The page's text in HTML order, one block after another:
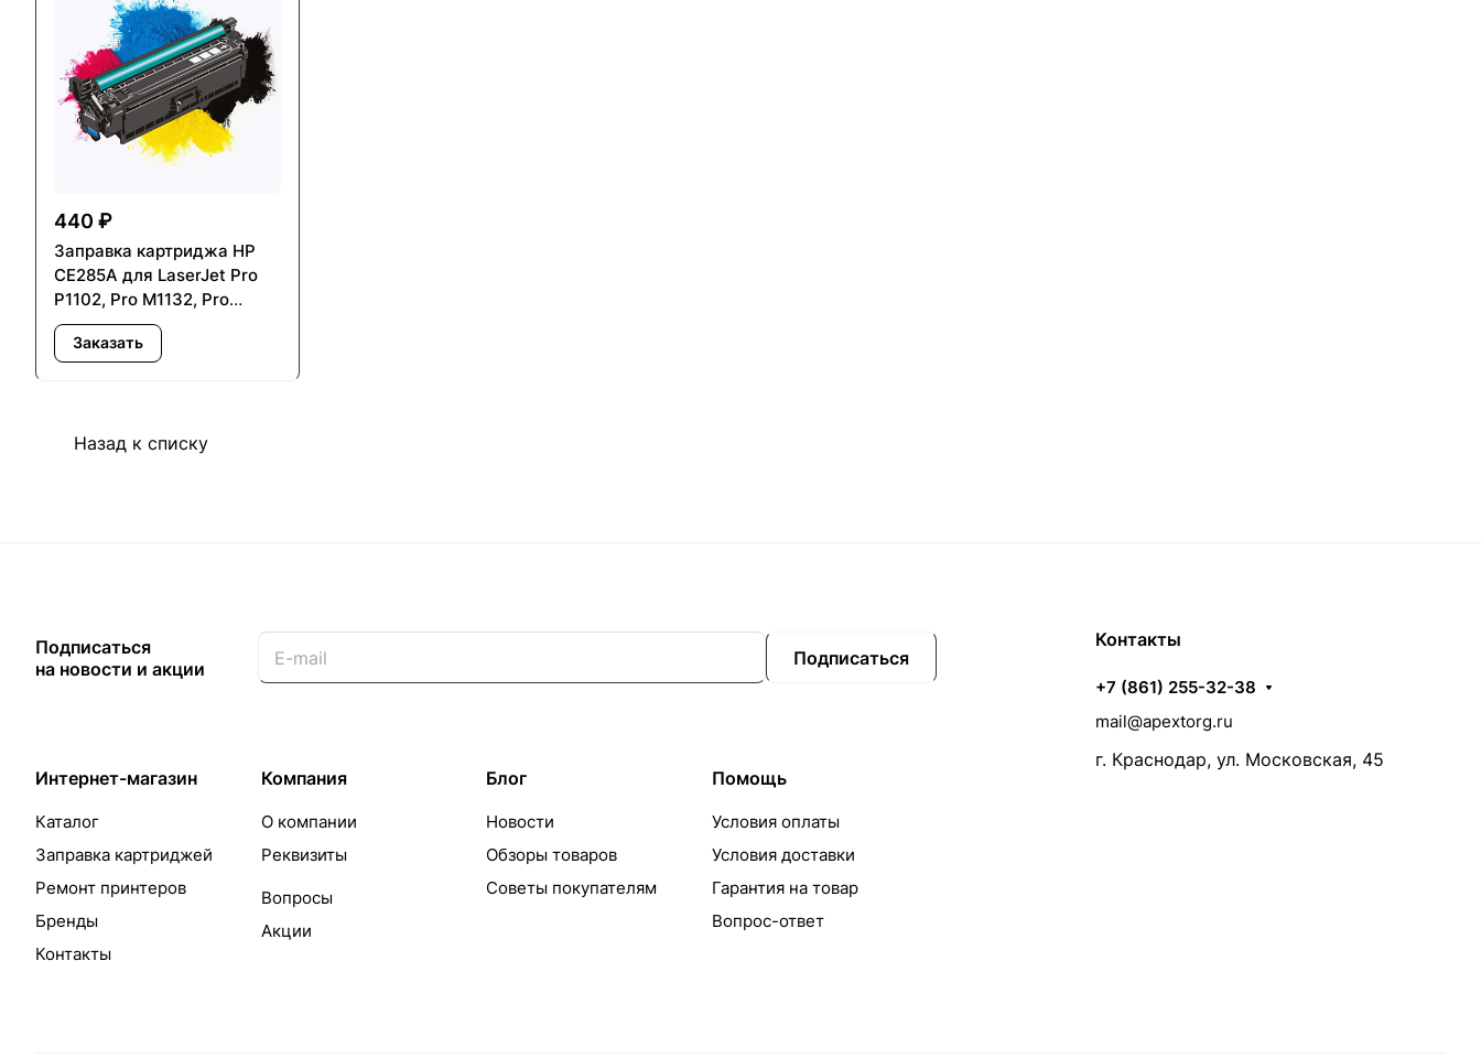
440 ₽
Заправка картриджа HP
CE285A для LaserJet Pro
P1102, Pro M1132, Pro
M1137, Pro M1210, Pro
M1212, Pro M1214, Pro
Заказать
Назад к списку
Подписаться
на новости и акции
Подписаться
Интернет-магазин
Каталог
Заправка картриджей
Ремонт принтеров
Бренды
Контакты
Компания
О компании
Реквизиты
Вопросы
Акции
Блог
Новости
Обзоры товаров
Советы покупателям
Помощь
Условия оплаты
Условия доставки
Гарантия на товар
Вопрос-ответ
Контакты
+7 (861) 255-32-38
mail@apextorg.ru
г. Краснодар, ул. Московская, 45